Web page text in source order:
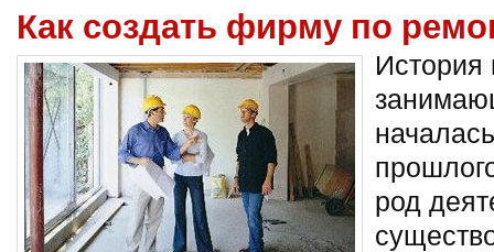
Как создать фирму по
род